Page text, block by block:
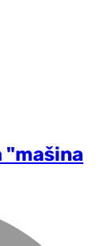
"mašina